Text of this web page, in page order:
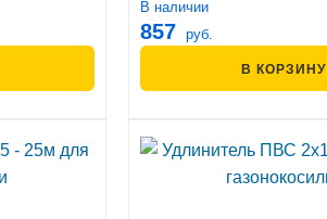
В наличии
857 руб.
В КОРЗИНУ